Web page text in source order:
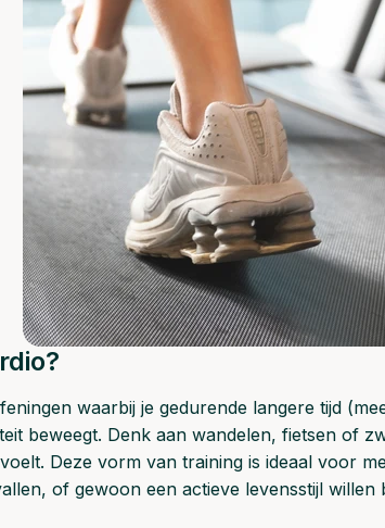
waarbij je gedurende langere tijd
beweegt. Denk aan wandelen, fietsen of
Deze vorm van training is ideaal voor
of gewoon een actieve levensstijl